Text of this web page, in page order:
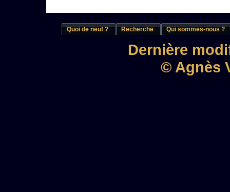
Quoi de neuf ? Recherche Qui sommes-nous ?
Dernière
© Agnès